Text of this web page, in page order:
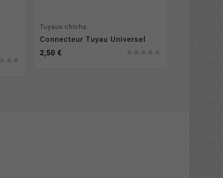
Tuyaux chicha
Connecteur Tuyau Universel
2,50 €